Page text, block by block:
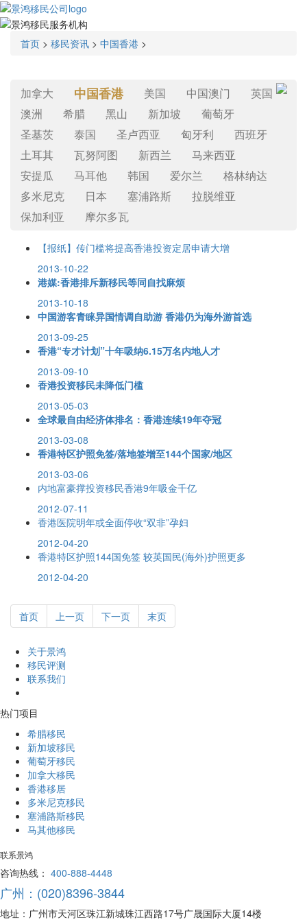
首页 > 移民资讯 > 中国香港 >
加拿大 中国香港 美国 中国澳门
英国
澳洲
希腊 黑山 新加坡
葡萄牙
圣基茨
泰国 圣卢西亚 匈牙利
西班牙
土耳其
瓦努阿图 新西兰
马来西亚
安提瓜
马耳他 韩国 爱尔兰
格林纳达
多米尼克
日本 塞浦路斯
拉脱维亚
保加利亚
摩尔多瓦
【报纸】传门槛将提高香港投资定居申请大增
2013-10-22
港媒:香港排斥新移民等同自找麻烦
2013-10-18
中国游客青睐异国情调自助游 香港仍为海外游首选
2013-09-25
香港“专才计划”十年吸纳6.15万名内地人才
2013-09-10
香港投资移民未降低门槛
2013-05-03
全球最自由经济体排名：香港连续19年夺冠
2013-03-08
香港特区护照免签/落地签增至144个国家/地区
2013-03-06
内地富豪撑投资移民香港9年吸金千亿
2012-07-11
香港医院明年或全面停收“双非”孕妇
2012-04-20
香港特区护照144国免签 较英国民(海外)护照更多
2012-04-20
首页 上一页 下一页 末页
关于景鸿
移民评测
联系我们
热门项目
希腊移民
新加坡移民
葡萄牙移民
加拿大移民
香港移居
多米尼克移民
塞浦路斯移民
马其他移民
联系景鸿
咨询热线： 400-888-4448
广州：(020)8396-3844
地址：广州市天河区珠江新城珠江西路17号广晟国际大厦14楼